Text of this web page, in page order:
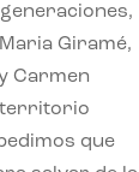
Giramé,
Carmen
territorio
que